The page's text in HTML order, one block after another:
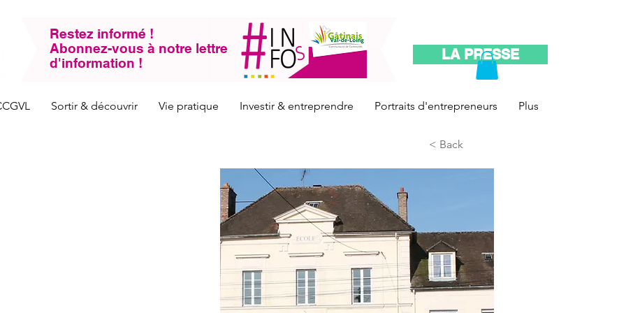
Sortir & découvrir Vie pratique Investir & entreprendre Portraits d'entrepreneurs Plus
Restez informé !
Abonnez-vous à notre lettre
d'information !
LA PRESSE
< Back